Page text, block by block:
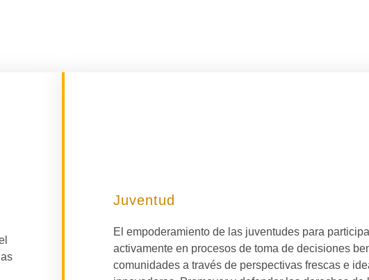
Juventud
El empoderamiento de las juventudes para
activamente en procesos de toma de decisiones
comunidades a través de perspectivas frescas e